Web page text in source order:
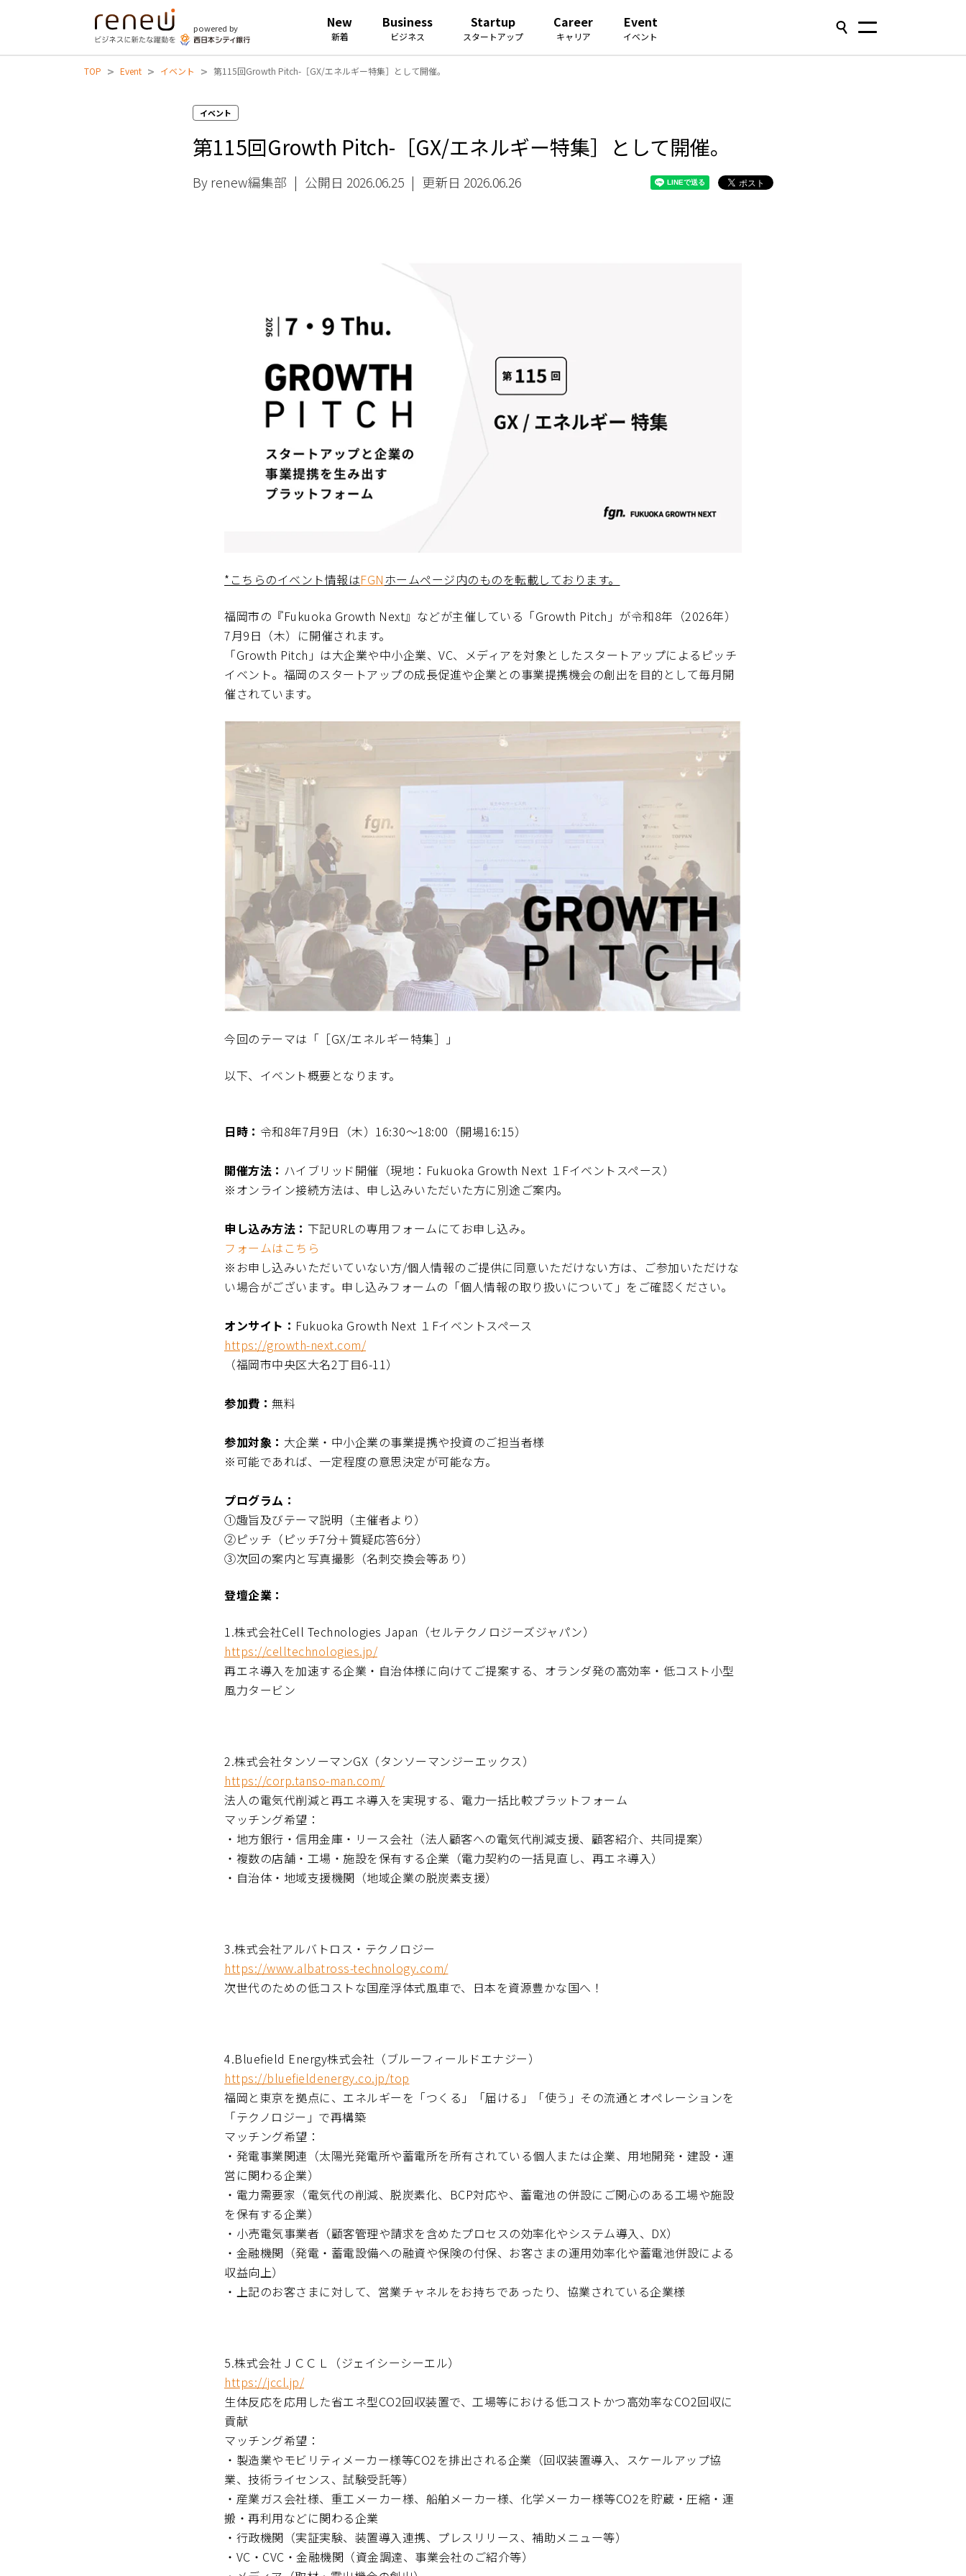
powered by New
新着
Business
ビジネス
Startup
スタートアップ
Career
キャリア
Event
イベント
TOP > Event > イベント > 第115回Growth Pitch-［GX/エネルギー特集］として開催。
イベント
第115回Growth Pitch-［GX/エネルギー特集］として開催。
By renew編集部 | 公開日 2026.06.25 | 更新日 2026.06.26
*こちらのイベント情報はFGN ホームページ内のものを転載しております。
福岡市の『Fukuoka Growth Next』などが主催している「Growth Pitch」が令和8年（2026年）
7月9日（木）に開催されます。
「Growth Pitch」は大企業や中小企業、VC、メディアを対象としたスタートアップによるピッチ
イベント。福岡のスタートアップの成長促進や企業との事業提携機会の創出を目的として毎月開
催されています。
今回のテーマは「［GX/エネルギー特集］」
以下、イベント概要となります。
日時： 令和8年7月9日（木）16:30～18:00（開場16:15）
開催方法： ハイブリッド開催（現地：Fukuoka Growth Next １Fイベントスペース）
※オンライン接続方法は、申し込みいただいた方に別途ご案内。
申し込み方法： 下記URLの専用フォームにてお申し込み。
フォームはこちら
※お申し込みいただいていない方/個人情報のご提供に同意いただけない方は、ご参加いただけな
い場合がございます。申し込みフォームの「個人情報の取り扱いについて」をご確認ください。
オンサイト： Fukuoka Growth Next １Fイベントスペース
https://growth-next.com/
（福岡市中央区大名2丁目6-11）
参加費： 無料
参加対象： 大企業・中小企業の事業提携や投資のご担当者様
※可能であれば、一定程度の意思決定が可能な方。
プログラム：
①趣旨及びテーマ説明（主催者より）
②ピッチ（ピッチ7分＋質疑応答6分）
③次回の案内と写真撮影（名刺交換会等あり）
登壇企業：
1.株式会社Cell Technologies Japan（セルテクノロジーズジャパン）
https://celltechnologies.jp/
再エネ導入を加速する企業・自治体様に向けてご提案する、オランダ発の高効率・低コスト小型
風力タービン
2.株式会社タンソーマンGX（タンソーマンジーエックス）
https://corp.tanso-man.com/
法人の電気代削減と再エネ導入を実現する、電力一括比較プラットフォーム
マッチング希望：
・地方銀行・信用金庫・リース会社（法人顧客への電気代削減支援、顧客紹介、共同提案）
・複数の店舗・工場・施設を保有する企業（電力契約の一括見直し、再エネ導入）
・自治体・地域支援機関（地域企業の脱炭素支援）
3.株式会社アルバトロス・テクノロジー
https://www.albatross-technology.com/
次世代のための低コストな国産浮体式風車で、日本を資源豊かな国へ！
4.Bluefield Energy株式会社（ブルーフィールドエナジー）
https://bluefieldenergy.co.jp/top
福岡と東京を拠点に、エネルギーを「つくる」「届ける」「使う」その流通とオペレーションを
「テクノロジー」で再構築
マッチング希望：
・発電事業関連（太陽光発電所や蓄電所を所有されている個人または企業、用地開発・建設・運
営に関わる企業）
・電力需要家（電気代の削減、脱炭素化、BCP対応や、蓄電池の併設にご関心のある工場や施設
を保有する企業）
・小売電気事業者（顧客管理や請求を含めたプロセスの効率化やシステム導入、DX）
・金融機関（発電・蓄電設備への融資や保険の付保、お客さまの運用効率化や蓄電池併設による
収益向上）
・上記のお客さまに対して、営業チャネルをお持ちであったり、協業されている企業様
5.株式会社ＪＣＣＬ（ジェイシーシーエル）
https://jccl.jp/
生体反応を応用した省エネ型CO2回収装置で、工場等における低コストかつ高効率なCO2回収に
貢献
マッチング希望：
・製造業やモビリティメーカー様等CO2を排出される企業（回収装置導入、スケールアップ協
業、技術ライセンス、試験受託等）
・産業ガス会社様、重工メーカー様、船舶メーカー様、化学メーカー様等CO2を貯蔵・圧縮・運
搬・再利用などに関わる企業
・行政機関（実証実験、装置導入連携、プレスリリース、補助メニュー等）
・VC・CVC・金融機関（資金調達、事業会社のご紹介等）